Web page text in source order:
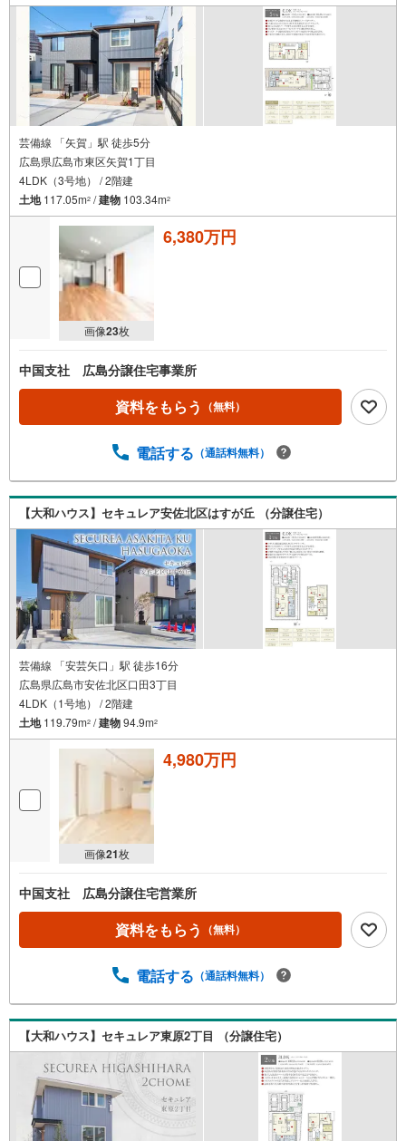
芸備線 「矢賀」駅 徒歩5分
広島県広島市東区矢賀1丁目
4LDK（3号地） / 2階建
土地117.05m2 /建物 103.34m2
画像23枚
6,380万円
中国支社 広島分譲住宅事業所
資料をもらう （無料）
電話する （通話料無料）
【大和ハウス】セキュレア安佐北区はすが丘 （分譲住宅）
芸備線 「安芸矢口」駅 徒歩16分
広島県広島市安佐北区口田3丁目
4LDK（1号地） / 2階建
土地119.79m2 /建物94.9m2
画像21枚
4,980万円
中国支社 広島分譲住宅営業所
資料をもらう （無料）
電話する （通話料無料）
【大和ハウス】セキュレア東原2丁目 （分譲住宅）